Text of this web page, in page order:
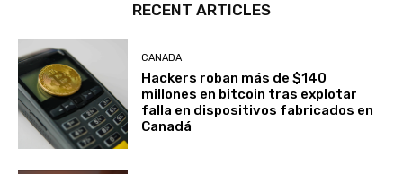
RECENT ARTICLES
CANADA
Hackers roban más de $140
millones en bitcoin tras explotar
falla en dispositivos fabricados en
Canadá